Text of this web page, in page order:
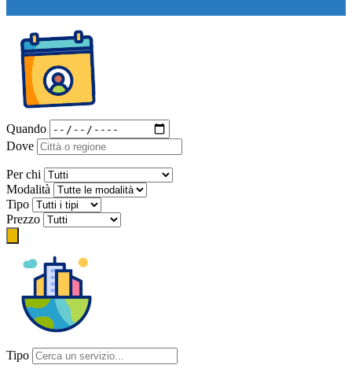
Quando
Dove
Per chi
Modalità
Tipo
Prezzo
Tipo